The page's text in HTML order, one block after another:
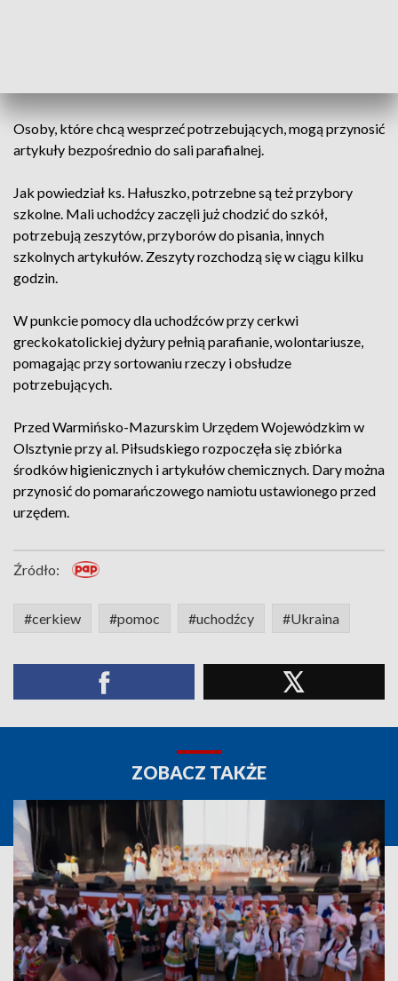
Osoby, które chcą wesprzeć potrzebujących, mogą przynosić
artykuły bezpośrednio do sali parafialnej.
Jak powiedział ks. Hałuszko, potrzebne są też przybory
szkolne. Mali uchodźcy zaczęli już chodzić do szkół,
potrzebują zeszytów, przyborów do pisania, innych
szkolnych artykułów. Zeszyty rozchodzą się w ciągu kilku
godzin.
W punkcie pomocy dla uchodźców przy cerkwi
greckokatolickiej dyżury pełnią parafianie, wolontariusze,
pomagając przy sortowaniu rzeczy i obsłudze
potrzebujących.
Przed Warmińsko-Mazurskim Urzędem Wojewódzkim w
Olsztynie przy al. Piłsudskiego rozpoczęła się zbiórka
środków higienicznych i artykułów chemicznych. Dary można
przynosić do pomarańczowego namiotu ustawionego przed
urzędem.
Źródło:
#cerkiew #pomoc #uchodźcy #Ukraina
ZOBACZ TAKŻE